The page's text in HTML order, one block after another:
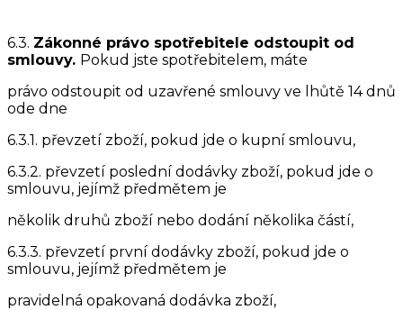
6.3. Zákonné právo spotřebitele odstoupit od
smlouvy. Pokud jste spotřebitelem, máte
právo odstoupit od uzavřené smlouvy ve lhůtě 14 dnů
ode dne
6.3.1. převzetí zboží, pokud jde o kupní smlouvu,
6.3.2. převzetí poslední dodávky zboží, pokud jde o
smlouvu, jejímž předmětem je
několik druhů zboží nebo dodání několika částí,
6.3.3. převzetí první dodávky zboží, pokud jde o
smlouvu, jejímž předmětem je
pravidelná opakovaná dodávka zboží,